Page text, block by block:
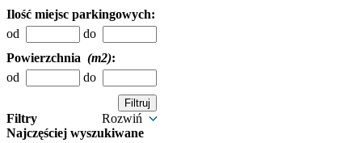
Ilość miejsc parkingowych:
od
do
Powierzchnia (m2):
od
do
Filtry
Rozwiń
Najczęściej wyszukiwane